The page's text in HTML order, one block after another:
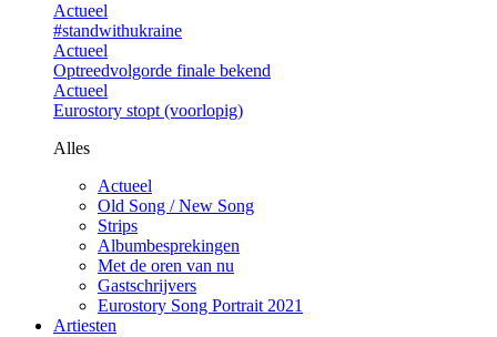
Actueel
#standwithukraine
Actueel
Optreedvolgorde finale bekend
Actueel
Eurostory stopt (voorlopig)
Alles
Actueel
Old Song / New Song
Strips
Albumbesprekingen
Met de oren van nu
Gastschrijvers
Eurostory Song Portrait 2021
Artiesten